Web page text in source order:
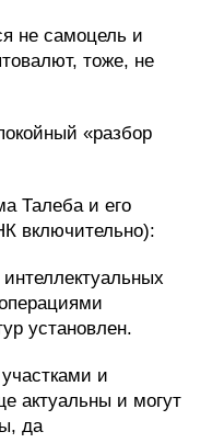
не самоцель и
тоже, не
«разбор
Талеба и его
включительно):
установлен.
и
актуальны и могут
да